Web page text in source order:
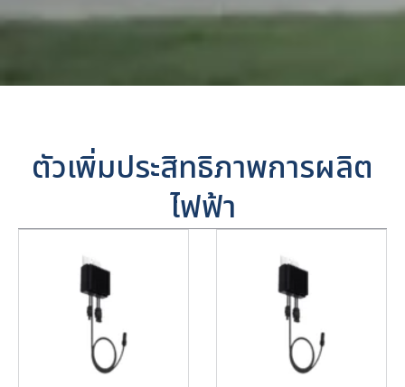
ตัวเพิ่มประสิทธิภาพการผลิต
ไฟฟ้า